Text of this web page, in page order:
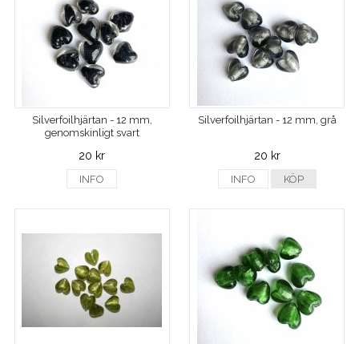
Silverfoilhjärtan - 12 mm,
genomskinligt svart
20 kr
INFO
Silverfoilhjärtan - 12 mm, grå
20 kr
INFO KÖP